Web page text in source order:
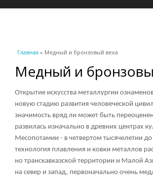
Вы здесь
Главная » Медный и бронзовый века
Медный и
Открытие искусства металлургии
новую стадию развития человеческой
значимость вряд ли может быть
развилась изначально в древних центрах
Месопотамии - в четвертом тысячелетии
технология плавления и ковки металлов
но транскавказской территории и Малой
на север и запад, первоначально очень